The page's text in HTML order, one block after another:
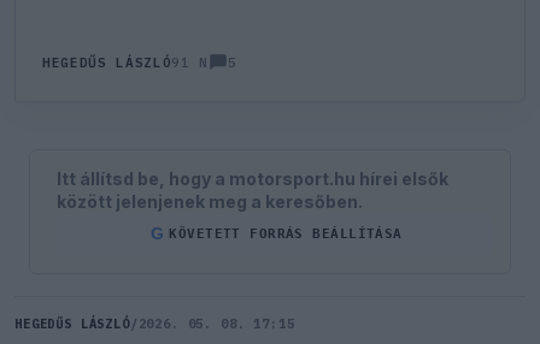
HEGEDŰS LÁSZLÓ91 N 5
Itt állítsd be, hogy a motorsport.hu hírei elsők
között jelenjenek meg a keresőben.
G KÖVETETT FORRÁS BEÁLLÍTÁSA
HEGEDŰS LÁSZLÓ/ 2026. 05. 08. 17:15